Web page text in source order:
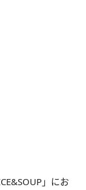
」にお